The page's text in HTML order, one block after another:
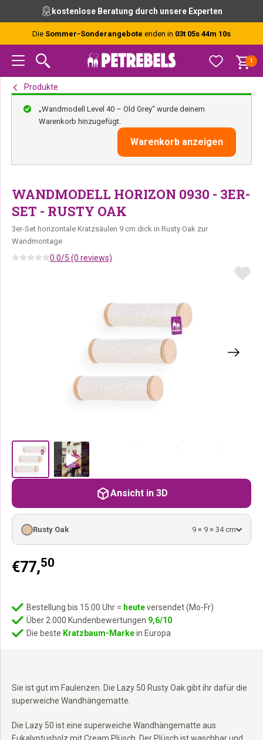
Hauptnavigation
content
kostenlose Beratung durch unsere Experten
Die Sommer-Sonderangebote enden in 03t 05s 44m 09s
1
Produkte
„Wandmodell Level 40 – Old Grey“ wurde deinem
Warenkorb hinzugefügt.
Warenkorb anzeigen
WANDMODELL HORIZON 0930 - 3ER-
SET - RUSTY OAK
3er-Set horizontale Kratzsäulen 9 cm dick in Rusty Oak zur
Wandmontage
0.0/5 (0 reviews)
Sie ist gut im Faulenzen. Die Lazy 50 Rusty Oak gibt ihr dafür die
superweiche Wandhängematte.
Die Lazy 50 ist eine superweiche Wandhängematte aus
€77,50
Rusty Oak 9 × 9 × 34 cm
Bestellung bis 15:00 Uhr = heuteversendet (Mo-Fr)
Über 2.000 Kundenbewertungen 9,6/10
Die beste Kratzbaum-Markein Europa
Ansicht in 3D